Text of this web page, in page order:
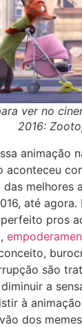
ver no
2016:
animação
aconteceu
melhores
até
pros
são
a
à
dos